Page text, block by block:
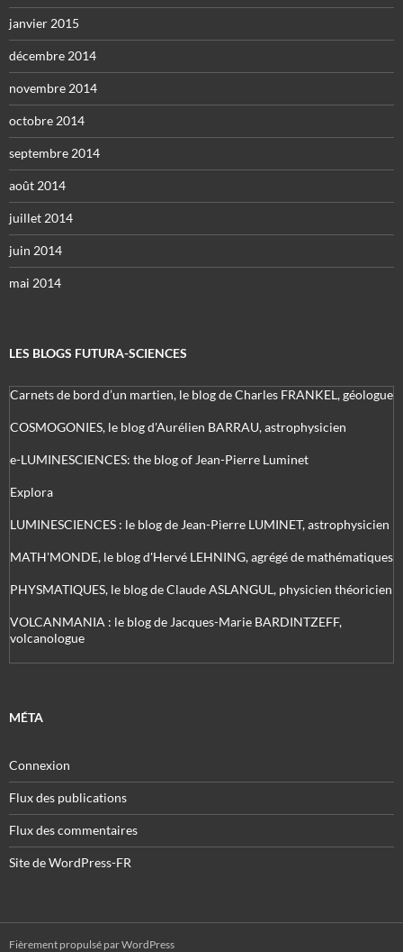
janvier 2015
décembre 2014
novembre 2014
octobre 2014
septembre 2014
août 2014
juillet 2014
juin 2014
mai 2014
LES BLOGS FUTURA-SCIENCES
Carnets de bord d’un martien, le blog de Charles FRANKEL, géologue
COSMOGONIES, le blog d'Aurélien BARRAU, astrophysicien
e-LUMINESCIENCES: the blog of Jean-Pierre Luminet
Explora
LUMINESCIENCES : le blog de Jean-Pierre LUMINET, astrophysicien
MATH'MONDE, le blog d'Hervé LEHNING, agrégé de mathématiques
PHYSMATIQUES, le blog de Claude ASLANGUL, physicien théoricien
VOLCANMANIA : le blog de Jacques-Marie BARDINTZEFF,
volcanologue
MÉTA
Connexion
Flux des publications
Flux des commentaires
Site de WordPress-FR
Fièrement propulsé par WordPress